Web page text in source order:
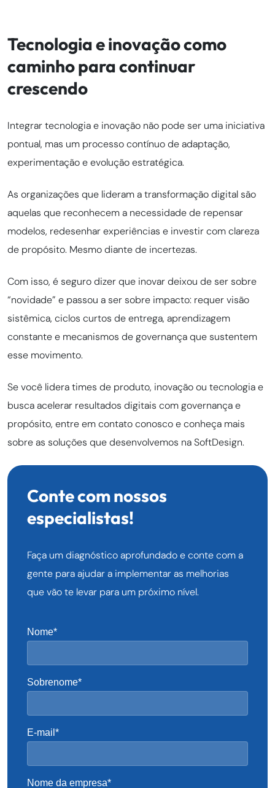
Tecnologia e inovação como
caminho para continuar
crescendo
Integrar tecnologia e inovação não pode ser uma iniciativa
pontual, mas um processo contínuo de adaptação,
experimentação e evolução estratégica.
As organizações que lideram a transformação digital são
aquelas que reconhecem a necessidade de repensar
modelos, redesenhar experiências e investir com clareza
de propósito. Mesmo diante de incertezas.
Com isso, é seguro dizer que inovar deixou de ser sobre
“novidade” e passou a ser sobre impacto: requer visão
sistêmica, ciclos curtos de entrega, aprendizagem
constante e mecanismos de governança que sustentem
esse movimento.
Se você lidera times de produto, inovação ou tecnologia e
busca acelerar resultados digitais com governança e
propósito, entre em contato conosco e conheça mais
sobre as soluções que desenvolvemos na SoftDesign.
Conte com nossos
especialistas!
Faça um diagnóstico aprofundado e conte com a
gente para ajudar a implementar as melhorias
que vão te levar para um próximo nível.